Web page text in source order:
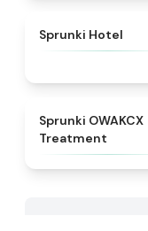
Sprunki Hotel
Sprunki OWAKCX
Treatment